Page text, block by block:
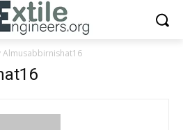
Almusabbirnishat16